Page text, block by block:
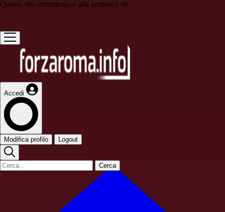
Questo sito contribuisce alla audience de
Accedi
Modifica profilo Logout
Cerca